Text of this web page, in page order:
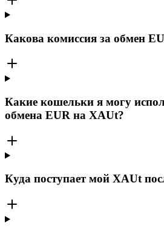
Какова комиссия за обмен
Какие кошельки я могу
обмена EUR на XAUt?
Куда поступает мой XAUt